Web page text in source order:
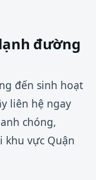
đường
đến sinh hoạt
liên hệ ngay
chóng,
khu vực Quận